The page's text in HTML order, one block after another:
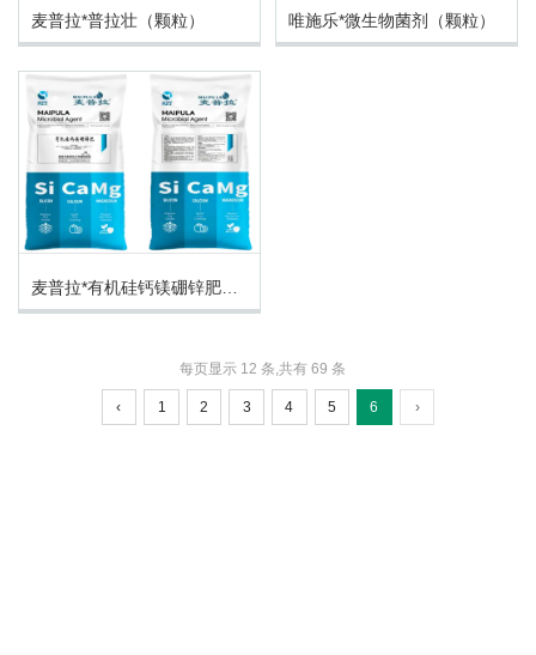
麦普拉*普拉壮（颗粒） 唯施乐*微生物菌剂（颗粒）
麦普拉*有机硅钙镁硼锌肥
每页显示 12 条,共有 69 条
‹ 1 2 3 4 5 6 ›